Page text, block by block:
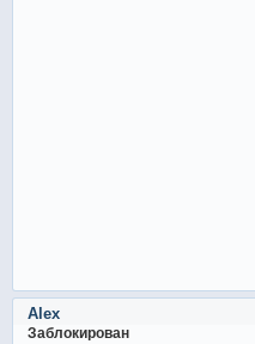
Alex
Заблокирован